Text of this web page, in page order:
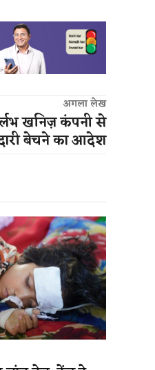
अगला लेख
खनिज़ कंपनी से
बेचने का आदेश